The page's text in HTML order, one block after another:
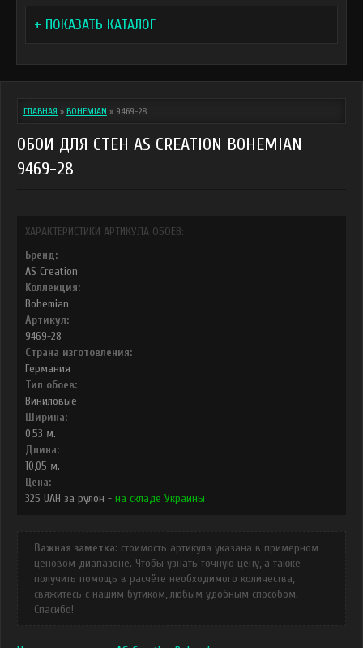
+ ПОКАЗАТЬ КАТАЛОГ
ГЛАВНАЯ » BOHEMIAN » 9469-28
ОБОИ ДЛЯ СТЕН AS CREATION BOHEMIAN
9469-28
ХАРАКТЕРИСТИКИ АРТИКУЛА ОБОЕВ:
Бренд:
AS Creation
Коллекция:
Bohemian
Артикул:
9469-28
Страна изготовления:
Германия
Тип обоев:
Виниловые
Ширина:
0,53 м.
Длина:
10,05 м.
Цена:
325 UAH за рулон - на складе Украины
Важная заметка: стоимость артикула указана в примерном
ценовом диапазоне. Чтобы узнать точную цену, а также
получить помощь в расчёте необходимого количества,
свяжитесь с нашим бутиком, любым удобным способом.
Спасибо!